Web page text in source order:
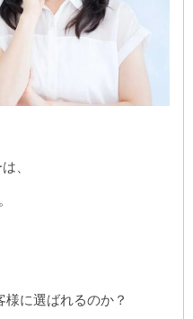
、
に選ばれるのか？